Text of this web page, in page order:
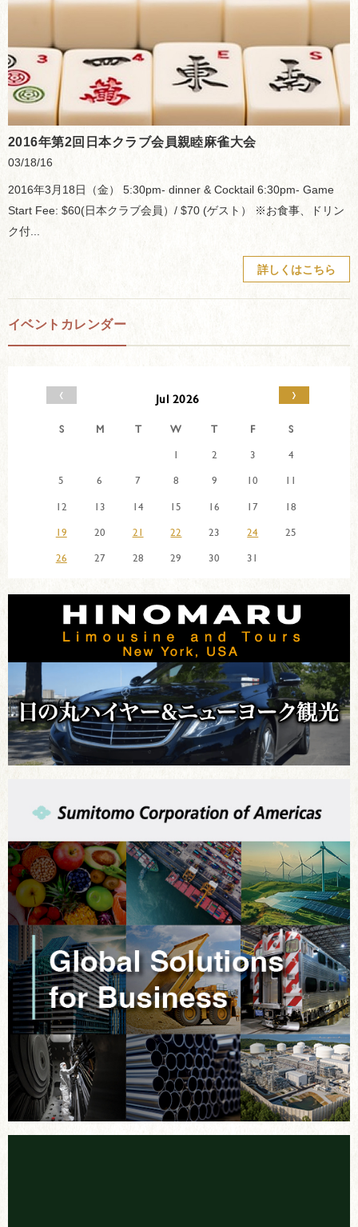
2016年第2回日本クラブ会員親睦麻雀大会
03/18/16
2016年3月18日（金） 5:30pm- dinner & Cocktail 6:30pm- Game
Start Fee: $60(日本クラブ会員）/ $70 (ゲスト） ※お食事、ドリン
ク付...
詳しくはこちら
イベントカレンダー
‹ Jul 2026 ›
S M T W T F
S
1
2 3
4
5
6 7 8 9 10
11
12
13 14 15 16 17
18
19
20 21 22 23 24
25
26
27 28 29 30 31